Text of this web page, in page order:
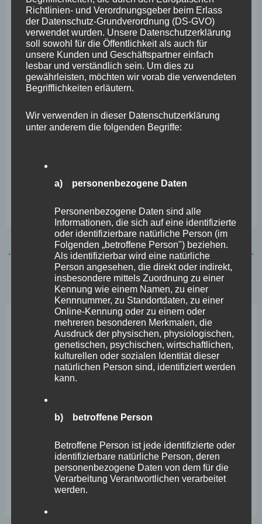
Betroffenen, hier sprechen die Fachleute. Das kann und
darf die Politik nicht länger ignorieren.“
Die Resolution:
Wolfs-Gipfel
Herunterladen
← Vorheriger Beitrag Nächster Beitrag →
Neueste Beiträge
Wefelscheid lehnt Verfassungsänderung ab
Sanierung des Sportplatzes
erstickt im Verkehr“
Wefelscheid besichtigt Fort Konstantin
Wefelscheid bei 3-jährigem Jubiläum von Particura
Richtlinien- und Verordnungsgeber beim Erlass
der Datenschutz-Grundverordnung (DS-GVO)
verwendet wurden. Unsere Datenschutzerklärung
soll sowohl für die Öffentlichkeit als auch für
unsere Kunden und Geschäftspartner einfach
lesbar und verständlich sein. Um dies zu
gewährleisten, möchten wir vorab die verwendeten
Begrifflichkeiten erläutern.
Wir verwenden in dieser Datenschutzerklärung
unter anderem die folgenden Begriffe:
a) personenbezogene Daten
Personenbezogene Daten sind alle
Informationen, die sich auf eine identifizierte
oder identifizierbare natürliche Person (im
Folgenden „betroffene Person") beziehen.
Als identifizierbar wird eine natürliche
Person angesehen, die direkt oder indirekt,
insbesondere mittels Zuordnung zu einer
Kennung wie einem Namen, zu einer
Kennnummer, zu Standortdaten, zu einer
Online-Kennung oder zu einem oder
mehreren besonderen Merkmalen, die
Ausdruck der physischen, physiologischen,
genetischen, psychischen, wirtschaftlichen,
kulturellen oder sozialen Identität dieser
natürlichen Person sind, identifiziert werden
kann.
b) betroffene Person
Betroffene Person ist jede identifizierte oder
identifizierbare natürliche Person, deren
personenbezogene Daten von dem für die
Verarbeitung Verantwortlichen verarbeitet
werden.